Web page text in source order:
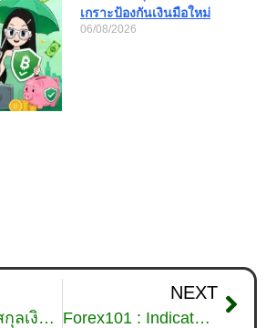
เกราะป้องกันเงินมือใหม่
06/08/2026
ส่อง 5 อันดับสกุลเงินที่แข็งค่าที่สุดในปี 2021
NEXT
Forex101 : Indicator คืออะไร? ที่เทรดเดอร์ต้องรู้